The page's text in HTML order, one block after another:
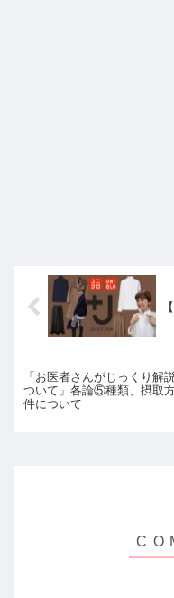
「お医者さんがじっくり解
ついて」各論⑤種類、摂取
件について